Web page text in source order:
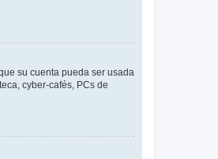
su cuenta pueda ser usada
cyber-cafés, PCs de